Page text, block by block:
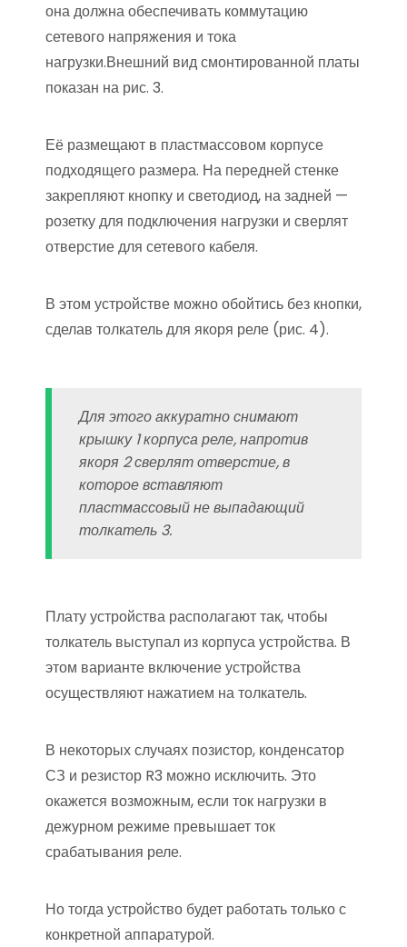
она должна обеспечивать коммутацию
сетевого напряжения и тока
нагрузки.Внешний вид смонтированной платы
показан на рис. 3.
Её размещают в пластмассовом корпусе
подходящего размера. На передней стенке
закрепляют кнопку и светодиод, на задней —
розетку для подключения нагрузки и сверлят
отверстие для сетевого кабеля.
В этом устройстве можно обойтись без кнопки,
сделав толкатель для якоря реле (рис. 4).
Для этого аккуратно снимают
крышку 1 корпуса реле, напротив
якоря 2 сверлят отверстие, в
которое вставляют
пластмассовый не выпадающий
толкатель 3.
Плату устройства располагают так, чтобы
толкатель выступал из корпуса устройства. В
этом варианте включение устройства
осуществляют нажатием на толкатель.
В некоторых случаях позистор, конденсатор
СЗ и резистор R3 можно исключить. Это
окажется возможным, если ток нагрузки в
дежурном режиме превышает ток
срабатывания реле.
Но тогда устройство будет работать только с
конкретной аппаратурой.